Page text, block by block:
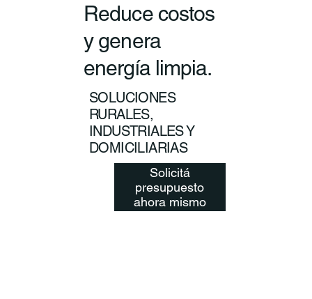
Reduce costos
y genera
energía limpia.
SOLUCIONES
RURALES,
INDUSTRIALES Y
DOMICILIARIAS
Solicitá
presupuesto
ahora mismo